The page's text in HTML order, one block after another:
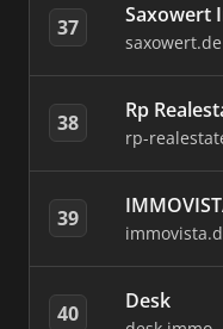
37 Saxowert
saxowert.de
38 Rp
rp-
39
40 Desk